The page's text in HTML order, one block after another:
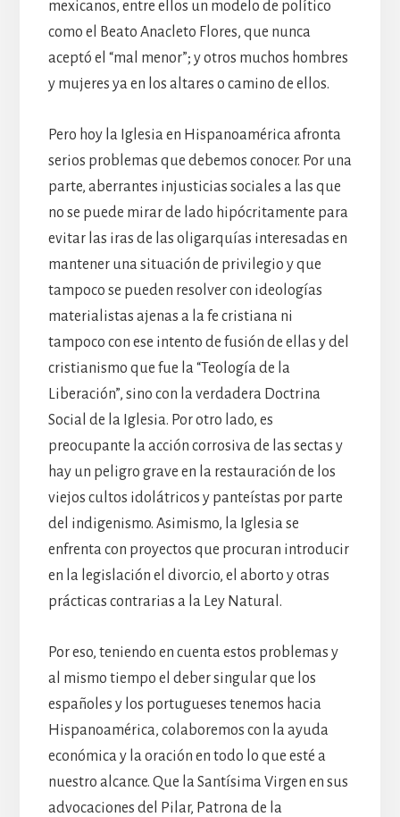
mexicanos, entre ellos un modelo de político
como el Beato Anacleto Flores, que nunca
aceptó el “mal menor”; y otros muchos hombres
y mujeres ya en los altares o camino de ellos.
Pero hoy la Iglesia en Hispanoamérica afronta
serios problemas que debemos conocer. Por una
parte, aberrantes injusticias sociales a las que
no se puede mirar de lado hipócritamente para
evitar las iras de las oligarquías interesadas en
mantener una situación de privilegio y que
tampoco se pueden resolver con ideologías
materialistas ajenas a la fe cristiana ni
tampoco con ese intento de fusión de ellas y del
cristianismo que fue la “Teología de la
Liberación”, sino con la verdadera Doctrina
Social de la Iglesia. Por otro lado, es
preocupante la acción corrosiva de las sectas y
hay un peligro grave en la restauración de los
viejos cultos idolátricos y panteístas por parte
del indigenismo. Asimismo, la Iglesia se
enfrenta con proyectos que procuran introducir
en la legislación el divorcio, el aborto y otras
prácticas contrarias a la Ley Natural.
Por eso, teniendo en cuenta estos problemas y
al mismo tiempo el deber singular que los
españoles y los portugueses tenemos hacia
Hispanoamérica, colaboremos con la ayuda
económica y la oración en todo lo que esté a
nuestro alcance. Que la Santísima Virgen en sus
advocaciones del Pilar, Patrona de la